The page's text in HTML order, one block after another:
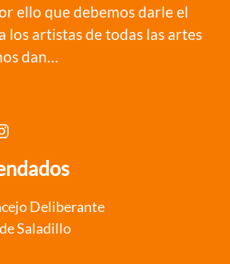
ello que debemos darle el
los artistas de todas las artes
dan…
Deliberante
Saladillo